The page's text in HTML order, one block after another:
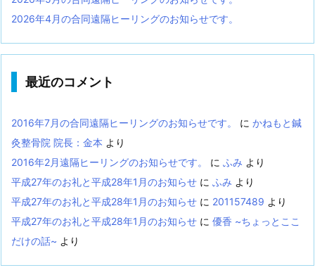
2026年4月の合同遠隔ヒーリングのお知らせです。
最近のコメント
2016年7月の合同遠隔ヒーリングのお知らせです。 に かねもと鍼
灸整骨院 院長：金本 より
2016年2月遠隔ヒーリングのお知らせです。
に ふみ より
平成27年のお礼と平成28年1月のお知らせ に ふみ より
平成27年のお礼と平成28年1月のお知らせ に 201157489 より
平成27年のお礼と平成28年1月のお知らせ に 優香 ~ちょっとここ
だけの話~ より